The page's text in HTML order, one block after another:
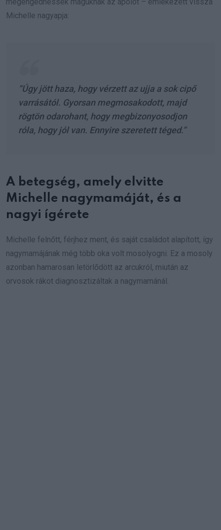
Michelle nagyapja:
“Úgy jött haza, hogy vérzett az ujja a sok cipő
varrásától. Gyorsan megmosakodott, majd
rögtön odarohant, hogy megbizonyosodjon
róla, hogy jól van. Ennyire szeretett téged.”
A betegség, amely elvitte
Michelle nagymamáját, és a
nagyi ígérete
Michelle felnőtt, férjhez ment, és saját családot alapított, így
nagymamájának még több oka volt mosolyogni. Ez a mosoly
azonban hamarosan letörlődött az arcukról, miután az
orvosok rákot diagnosztizáltak a nagymamánál.